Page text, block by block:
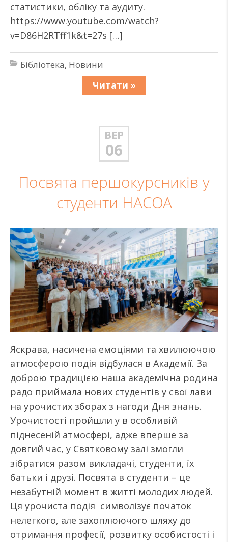
статистики, обліку та аудиту.
https://www.youtube.com/watch?
v=D86H2RTff1k&t=27s […]
Бібліотека, Новини
Читати »
ВЕР
06
Посвята першокурсників у
студенти НАСОА
Яскрава, насичена емоціями та хвилюючою
атмосферою подія відбулася в Академії. За
доброю традицією наша академічна родина
радо приймала нових студентів у свої лави
на урочистих зборах з нагоди Дня знань.
Урочистості пройшли у в особливій
піднесеній атмосфері, адже вперше за
довгий час, у Святковому залі змогли
зібратися разом викладачі, студенти, їх
батьки і друзі. Посвята в студенти – це
незабутній момент в житті молодих людей.
Ця урочиста подія символізує початок
нелегкого, але захоплюючого шляху до
отримання професії, розвитку особистості і